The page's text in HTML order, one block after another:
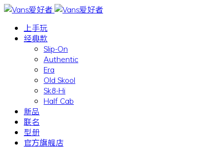
上手玩
经典款
Slip-On
Authentic
Era
Old Skool
Sk8-Hi
Half Cab
新品
联名
型册
官方旗舰店